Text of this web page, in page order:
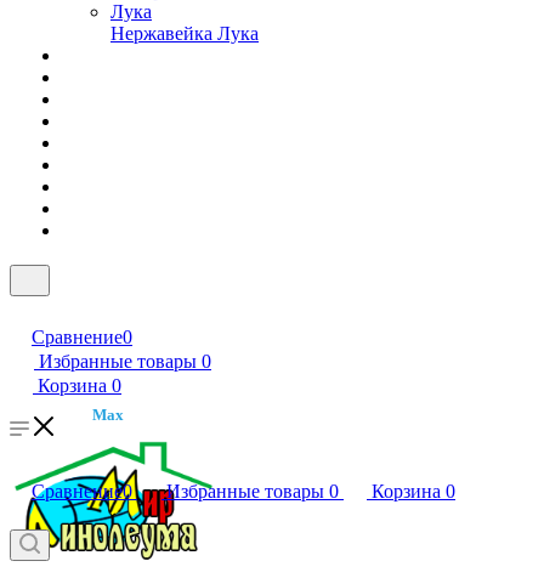
Нержавейка Лука
Сравнение0
Избранные товары 0
Корзина 0
Max
Сравнение0 Избранные товары 0 Корзина 0